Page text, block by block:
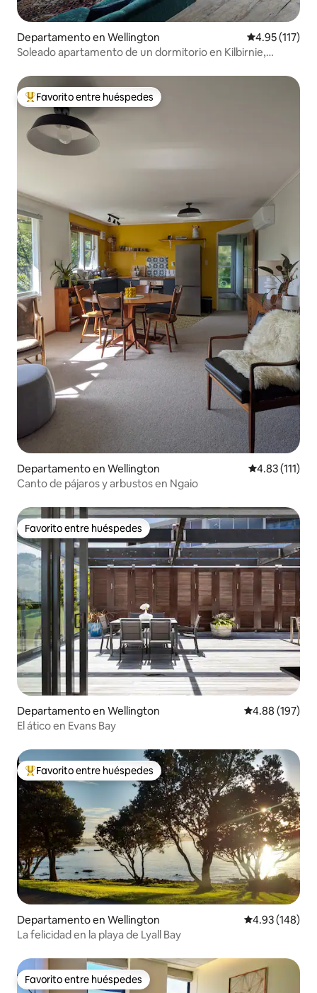
Departamento en Wellington Calificación
4.95 (117)
Soleado apartamento de un dormitorio en Kilbirnie,
De los mejores en Favorito entre huéspedes
Favorito entre huéspedes
Departamento en Wellington Calificación
4.83 (111)
Canto de pájaros y arbustos en Ngaio
Favorito entre huéspedes
Favorito entre huéspedes
Departamento en Wellington Calificación
4.88 (197)
El ático en Evans Bay
De los mejores en Favorito entre huéspedes
Favorito entre huéspedes
Departamento en Wellington Calificación
4.93 (148)
La felicidad en la playa de Lyall Bay
Favorito entre huéspedes
Favorito entre huéspedes